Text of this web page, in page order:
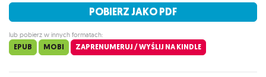
POBIERZ JAKO PDF
lub pobierz w innych formatach:
EPUB MOBI ZAPRENUMERUJ / WYŚLIJ NA KINDLE